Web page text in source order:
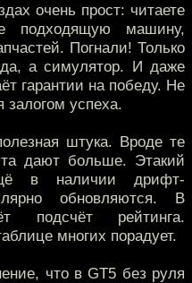
очень прост: читаете
подходящую машину,
Погнали! Только
а симулятор. И даже
гарантии на победу. Не
залогом успеха.
штука. Вроде те
дают больше. Этакий
в наличии дрифт-
обновляются. В
подсчёт рейтинга.
многих порадует.
что в GT5 без руля